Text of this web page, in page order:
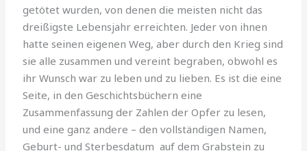
getötet wurden, von denen die meisten nicht das
dreißigste Lebensjahr erreichten. Jeder von ihnen
hatte seinen eigenen Weg, aber durch den Krieg sind
sie alle zusammen und vereint begraben, obwohl es
ihr Wunsch war zu leben und zu lieben. Es ist die eine
Seite, in den Geschichtsbüchern eine
Zusammenfassung der Zahlen der Opfer zu lesen,
und eine ganz andere – den vollständigen Namen,
Geburt- und Sterbesdatum auf dem Grabstein zu